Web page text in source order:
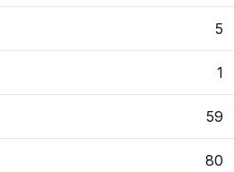
5
1
59
80